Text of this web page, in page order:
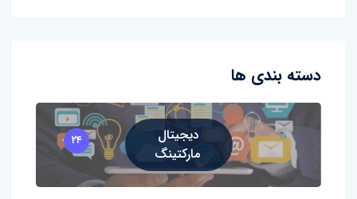
دسته بندی ها
دیجیتال
مارکتینگ
۲۴